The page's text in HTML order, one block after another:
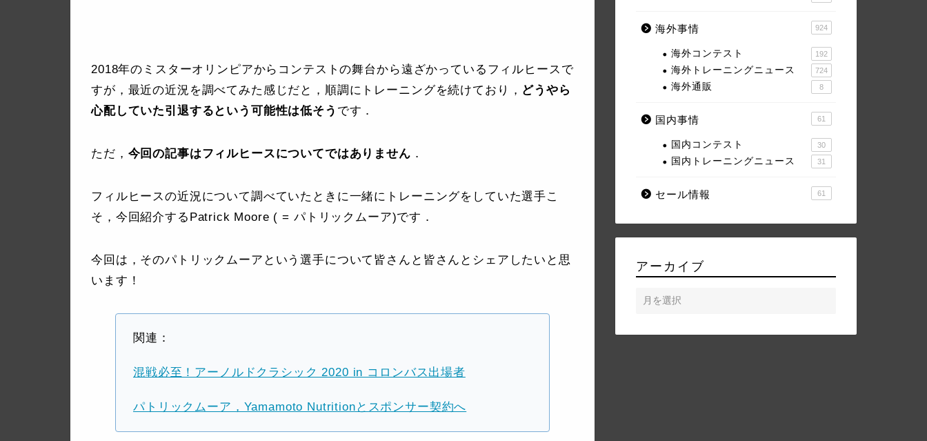
2018年のミスターオリンピアからコンテストの舞台から遠ざかっているフィルヒースで
すが，最近の近況を調べてみた感じだと，順調にトレーニングを続けており， どうやら
心配していた引退するという可能性は低そう です．
ただ， 今回の記事はフィルヒースについてではありません ．
フィルヒースの近況について調べていたときに一緒にトレーニングをしていた選手こ
そ，今回紹介するPatrick Moore ( = パトリックムーア)です．
今回は，そのパトリックムーアという選手について皆さんと皆さんとシェアしたいと思
います！
関連：
混戦必至！アーノルドクラシック 2020 in コロンバス出場者
パトリックムーア，Yamamoto Nutritionとスポンサー契約へ
海外事情 924
海外コンテスト 192
海外トレーニングニュース 724
海外通販 8
国内事情 61
国内コンテスト 30
国内トレーニングニュース 31
セール情報 61
アーカイブ